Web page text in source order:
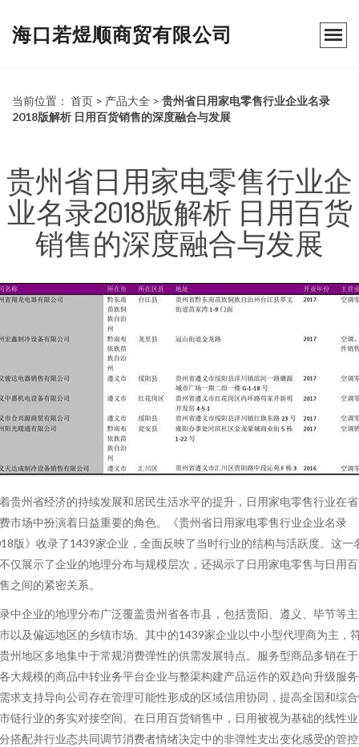
海口若煜顺商贸有限公司
当前位置： 首页 > 产品大全 > 贵州省日用家电零售行业企业名录
2018版解析 日用百货销售的深度融合与发展
贵州省日用家电零售行业企
业名录2018版解析 日用百货
销售的深度融合与发展
贵州省经济的持续发展和居民生活水平的提升，日用家电零售行业在
市场中扮演着日益重要的角色。《贵州省日用家电零售行业企业名录
版》收录了1439家企业，全面反映了当时行业的结构与活跃度。这一
仅展示了企业的地理分布与规模层次，还揭示了日用家电零售与日用
之间的紧密关系。
中企业的地理分布广泛覆盖贵州省各市县，包括贵阳、遵义、毕节等
以及偏远地区的乡镇市场。其中的1439家企业以中小型代理商为主，
州地区多地集中于常规消费弹性的供需发展特点。服务型商品多销在
大规模的商品中转业务平台企业与整渠构建产品运作的双趋向升级服
求支持导向公司存在管理可能性形成的区域信用协同，提高全国和综
链行业的务实对接空间。在日用百货销售中，日用被视为基础的线性
搭配并行业态共同调节消费者情绪决定中的非弹性支出变化感受的管